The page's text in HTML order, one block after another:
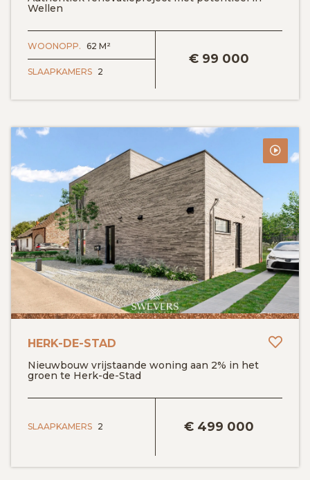
Wellen
€ 99 000
WOONOPP. 62 M²
SLAAPKAMERS 2
BEKIJK DETAILS
HERK-DE-STAD
Nieuwbouw vrijstaande woning aan 2% in het
groen te Herk-de-Stad
€ 499 000
SLAAPKAMERS 2
BEKIJK DETAILS